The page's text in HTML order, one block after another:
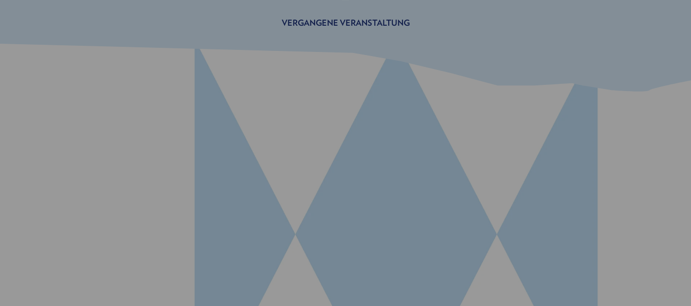
VERGANGENE VERANSTALTUNG